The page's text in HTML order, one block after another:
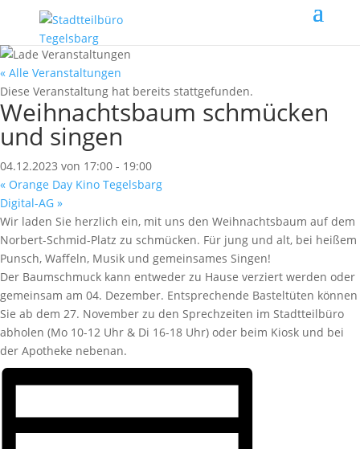
« Alle Veranstaltungen
Diese Veranstaltung hat bereits stattgefunden.
Weihnachtsbaum schmücken
und singen
04.12.2023 von 17:00 - 19:00
« Orange Day Kino Tegelsbarg
Digital-AG »
Wir laden Sie herzlich ein, mit uns den Weihnachtsbaum auf dem
Norbert-Schmid-Platz zu schmücken. Für jung und alt, bei heißem
Punsch, Waffeln, Musik und gemeinsames Singen!
Der Baumschmuck kann entweder zu Hause verziert werden oder
gemeinsam am 04. Dezember. Entsprechende Basteltüten können
Sie ab dem 27. November zu den Sprechzeiten im Stadtteilbüro
abholen (Mo 10-12 Uhr & Di 16-18 Uhr) oder beim Kiosk und bei
der Apotheke nebenan.